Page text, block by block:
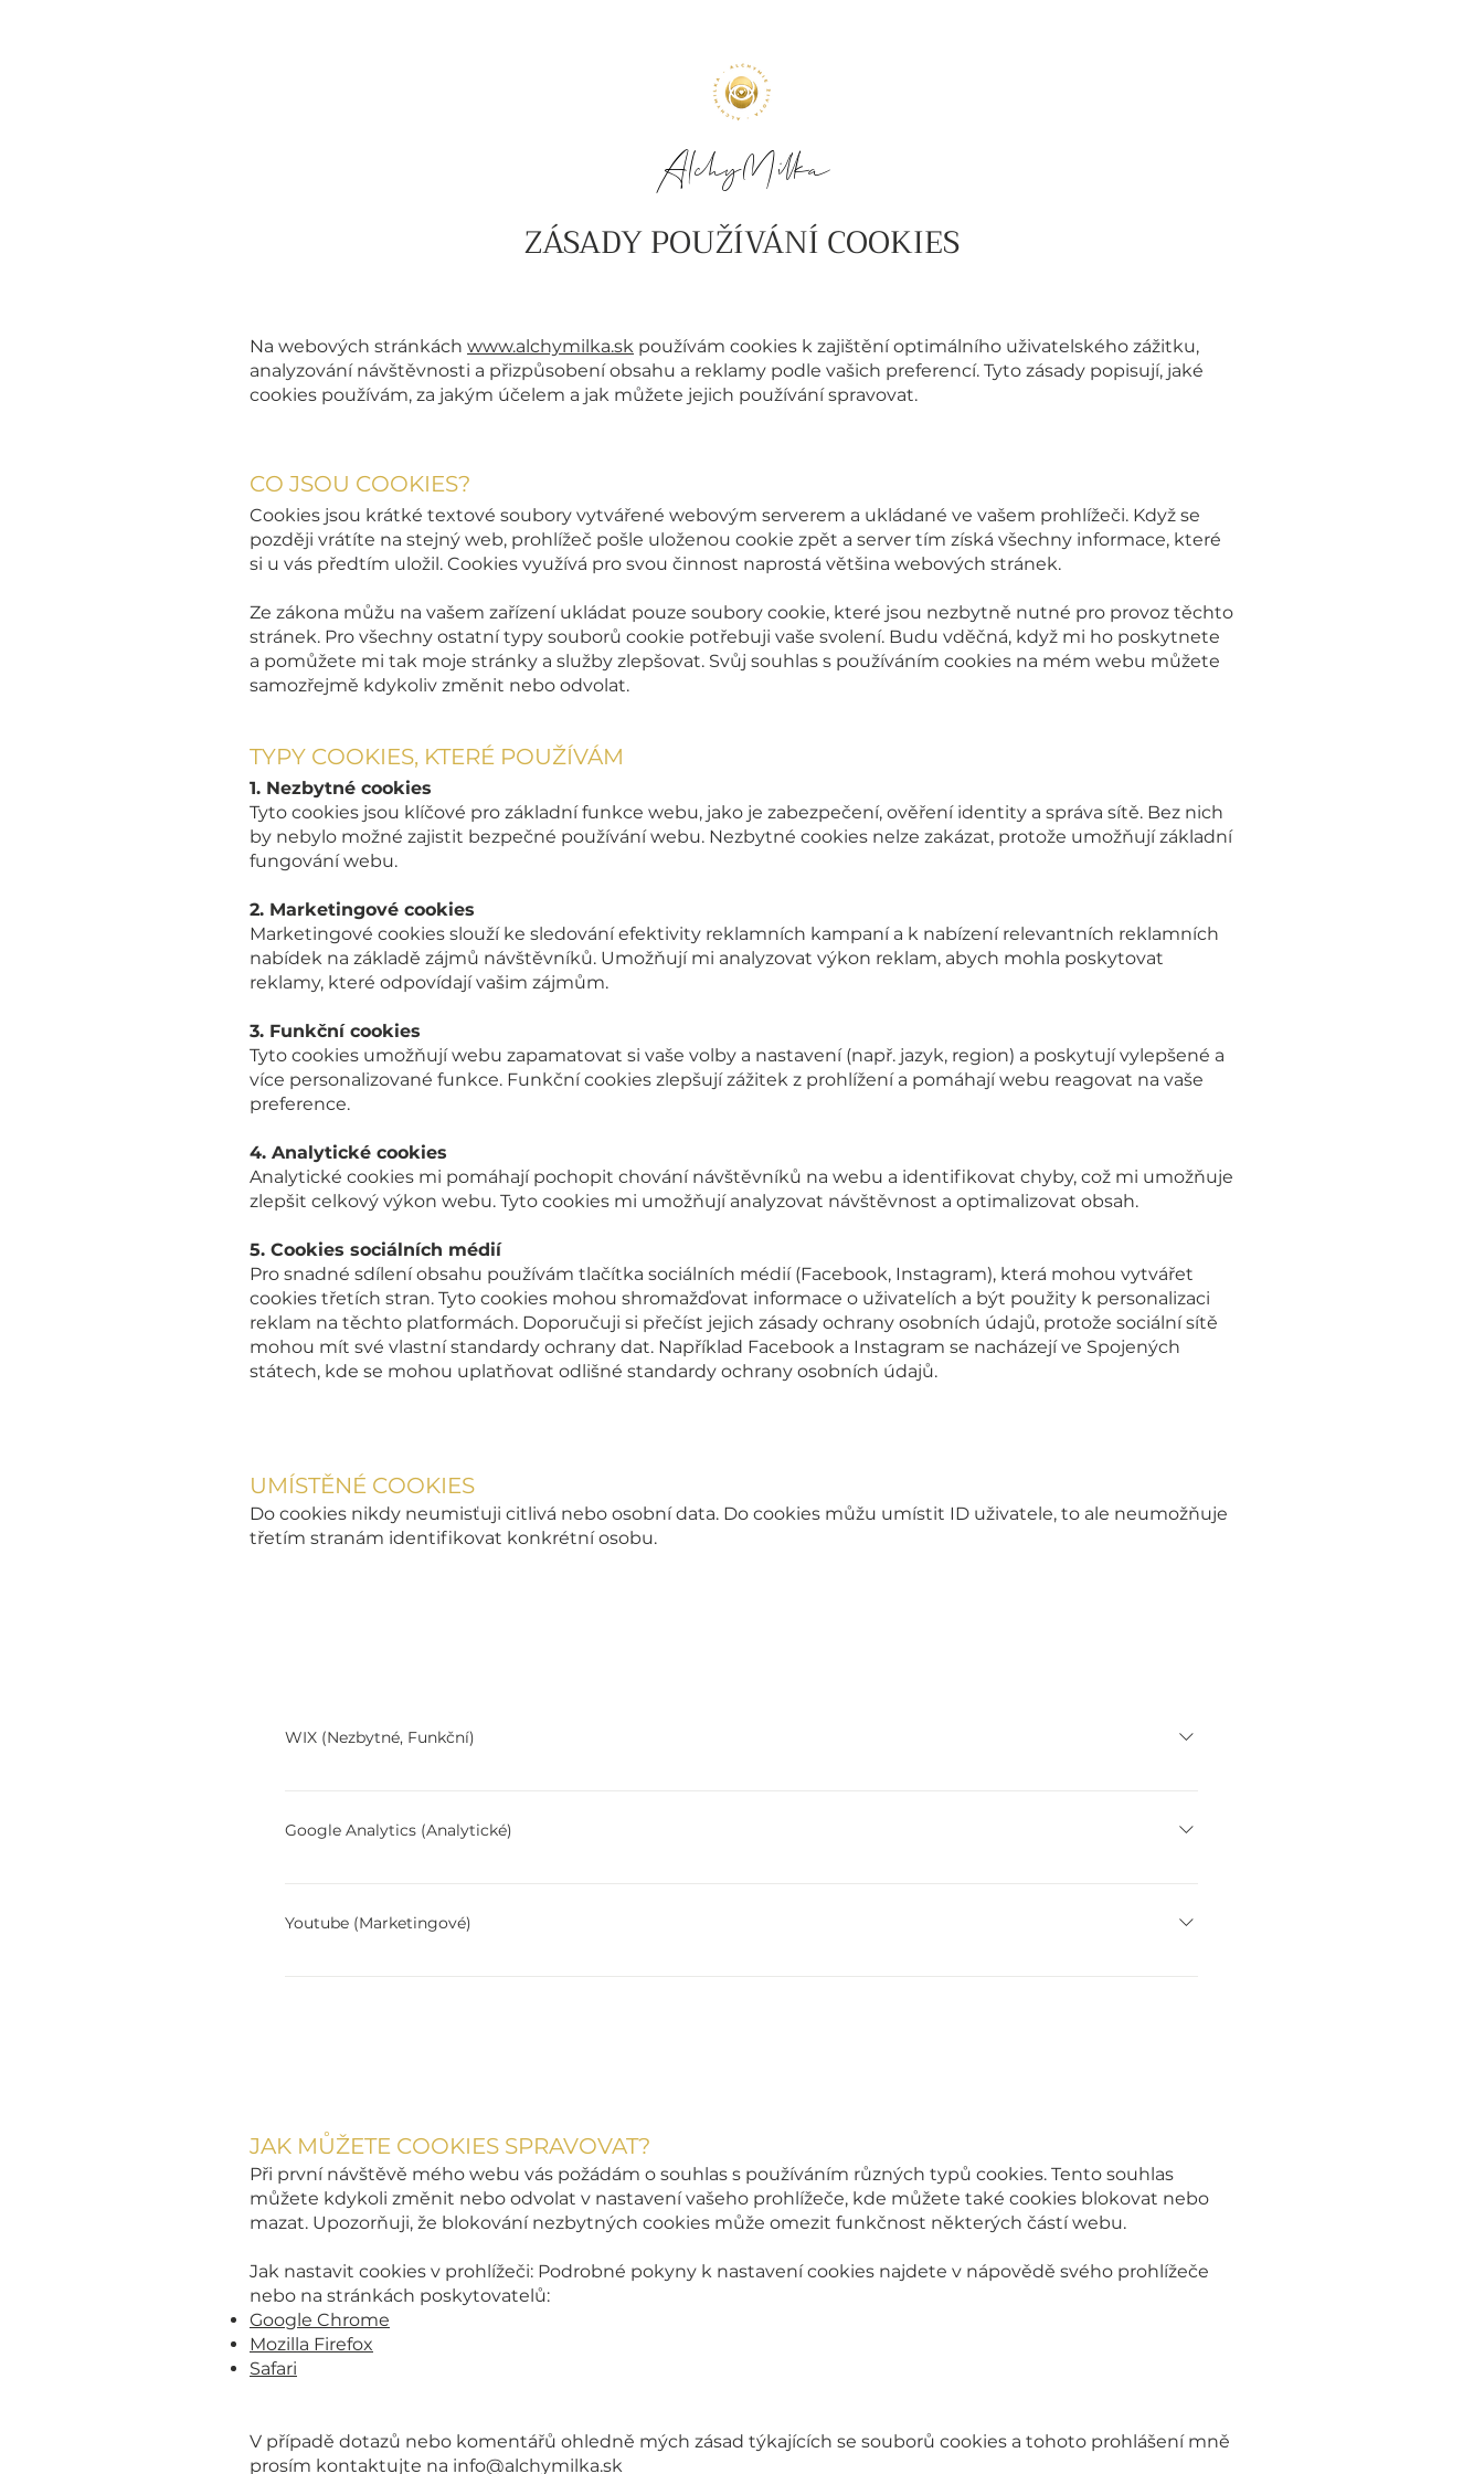
AlchyMilka
ZÁSADY POUŽÍVÁNÍ COOKIES
Na webových stránkách www.alchymilka.sk používám cookies k zajištění optimálního uživatelského zážitku,
analyzování návštěvnosti a přizpůsobení obsahu a reklamy podle vašich preferencí. Tyto zásady popisují, jaké
cookies používám, za jakým účelem a jak můžete jejich používání spravovat.
CO JSOU COOKIES?
Cookies jsou krátké textové soubory vytvářené webovým serverem a ukládané ve vašem prohlížeči. Když se
později vrátíte na stejný web, prohlížeč pošle uloženou cookie zpět a server tím získá všechny informace, které
si u vás předtím uložil. Cookies využívá pro svou činnost naprostá většina webových stránek.
Ze zákona můžu na vašem zařízení ukládat pouze soubory cookie, které jsou nezbytně nutné pro provoz těchto
stránek. Pro všechny ostatní typy souborů cookie potřebuji vaše svolení. Budu vděčná, když mi ho poskytnete
a pomůžete mi tak moje stránky a služby zlepšovat. Svůj souhlas s používáním cookies na mém webu můžete
samozřejmě kdykoliv změnit nebo odvolat.
TYPY COOKIES, KTERÉ POUŽÍVÁM
1. Nezbytné cookies
Tyto cookies jsou klíčové pro základní funkce webu, jako je zabezpečení, ověření identity a správa sítě. Bez nich
by nebylo možné zajistit bezpečné používání webu. Nezbytné cookies nelze zakázat, protože umožňují základní
fungování webu.
2. Marketingové cookies
Marketingové cookies slouží ke sledování efektivity reklamních kampaní a k nabízení relevantních reklamních
nabídek na základě zájmů návštěvníků. Umožňují mi analyzovat výkon reklam, abych mohla poskytovat
reklamy, které odpovídají vašim zájmům.
3. Funkční cookies
Tyto cookies umožňují webu zapamatovat si vaše volby a nastavení (např. jazyk, region) a poskytují vylepšené a
více personalizované funkce. Funkční cookies zlepšují zážitek z prohlížení a pomáhají webu reagovat na vaše
preference.
4. Analytické cookies
Analytické cookies mi pomáhají pochopit chování návštěvníků na webu a identifikovat chyby, což mi umožňuje
zlepšit celkový výkon webu. Tyto cookies mi umožňují analyzovat návštěvnost a optimalizovat obsah.
5. Cookies sociálních médií
Pro snadné sdílení obsahu používám tlačítka sociálních médií (Facebook, Instagram), která mohou vytvářet
cookies třetích stran. Tyto cookies mohou shromažďovat informace o uživatelích a být použity k personalizaci
reklam na těchto platformách. Doporučuji si přečíst jejich zásady ochrany osobních údajů, protože sociální sítě
mohou mít své vlastní standardy ochrany dat. Například Facebook a Instagram se nacházejí ve Spojených
státech, kde se mohou uplatňovat odlišné standardy ochrany osobních údajů.
UMÍSTĚNÉ COOKIES
Do cookies nikdy neumisťuji citlivá nebo osobní data. Do cookies můžu umístit ID uživatele, to ale neumožňuje
třetím stranám identifikovat konkrétní osobu.
WIX (Nezbytné, Funkční)
Google Analytics (Analytické)
údajů https://business.safety.google/privacy/
Youtube (Marketingové)
JAK MŮŽETE COOKIES SPRAVOVAT?
Při první návštěvě mého webu vás požádám o souhlas s používáním různých typů cookies. Tento souhlas
můžete kdykoli změnit nebo odvolat v nastavení vašeho prohlížeče, kde můžete také cookies blokovat nebo
mazat. Upozorňuji, že blokování nezbytných cookies může omezit funkčnost některých částí webu.
Jak nastavit cookies v prohlížeči: Podrobné pokyny k nastavení cookies najdete v nápovědě svého prohlížeče
nebo na stránkách poskytovatelů:
Google Chrome
Mozilla Firefox
Safari
V případě dotazů nebo komentářů ohledně mých zásad týkajících se souborů cookies a tohoto prohlášení mně
prosím kontaktujte na info@alchymilka.sk